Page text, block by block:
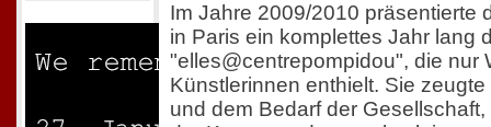
Im Jahre 2009/2010 präsentierte
in Paris ein komplettes Jahr lang
"elles@centrepompidou", die nur
Künstlerinnen enthielt. Sie
und dem Bedarf der